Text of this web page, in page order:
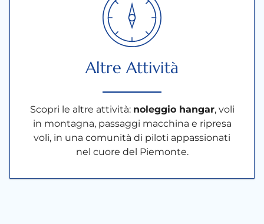
Altre Attività
Scopri le altre attività: noleggio hangar, voli
in montagna, passaggi macchina e ripresa
voli, in una comunità di piloti appassionati
nel cuore del Piemonte.